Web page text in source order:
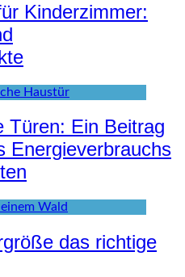
Kinderzimmer:
Türen: Ein Beitrag
Energieverbrauchs
das richtige